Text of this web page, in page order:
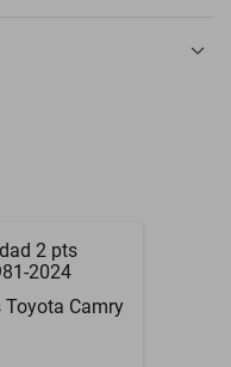
2013 a 2024
Retrovisor
Camry